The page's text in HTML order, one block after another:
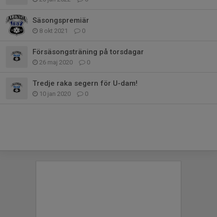
Säsongspremiär
8 okt 2021 0
Försäsongsträning på torsdagar
26 maj 2020 0
Tredje raka segern för U-dam!
10 jan 2020 0